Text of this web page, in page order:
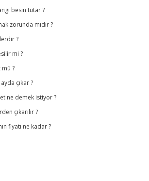
besin tutar ?
zorunda mıdır ?
?
mi ?
mü ?
çıkar ?
ne demek istiyor ?
çıkarılır ?
fiyatı ne kadar ?